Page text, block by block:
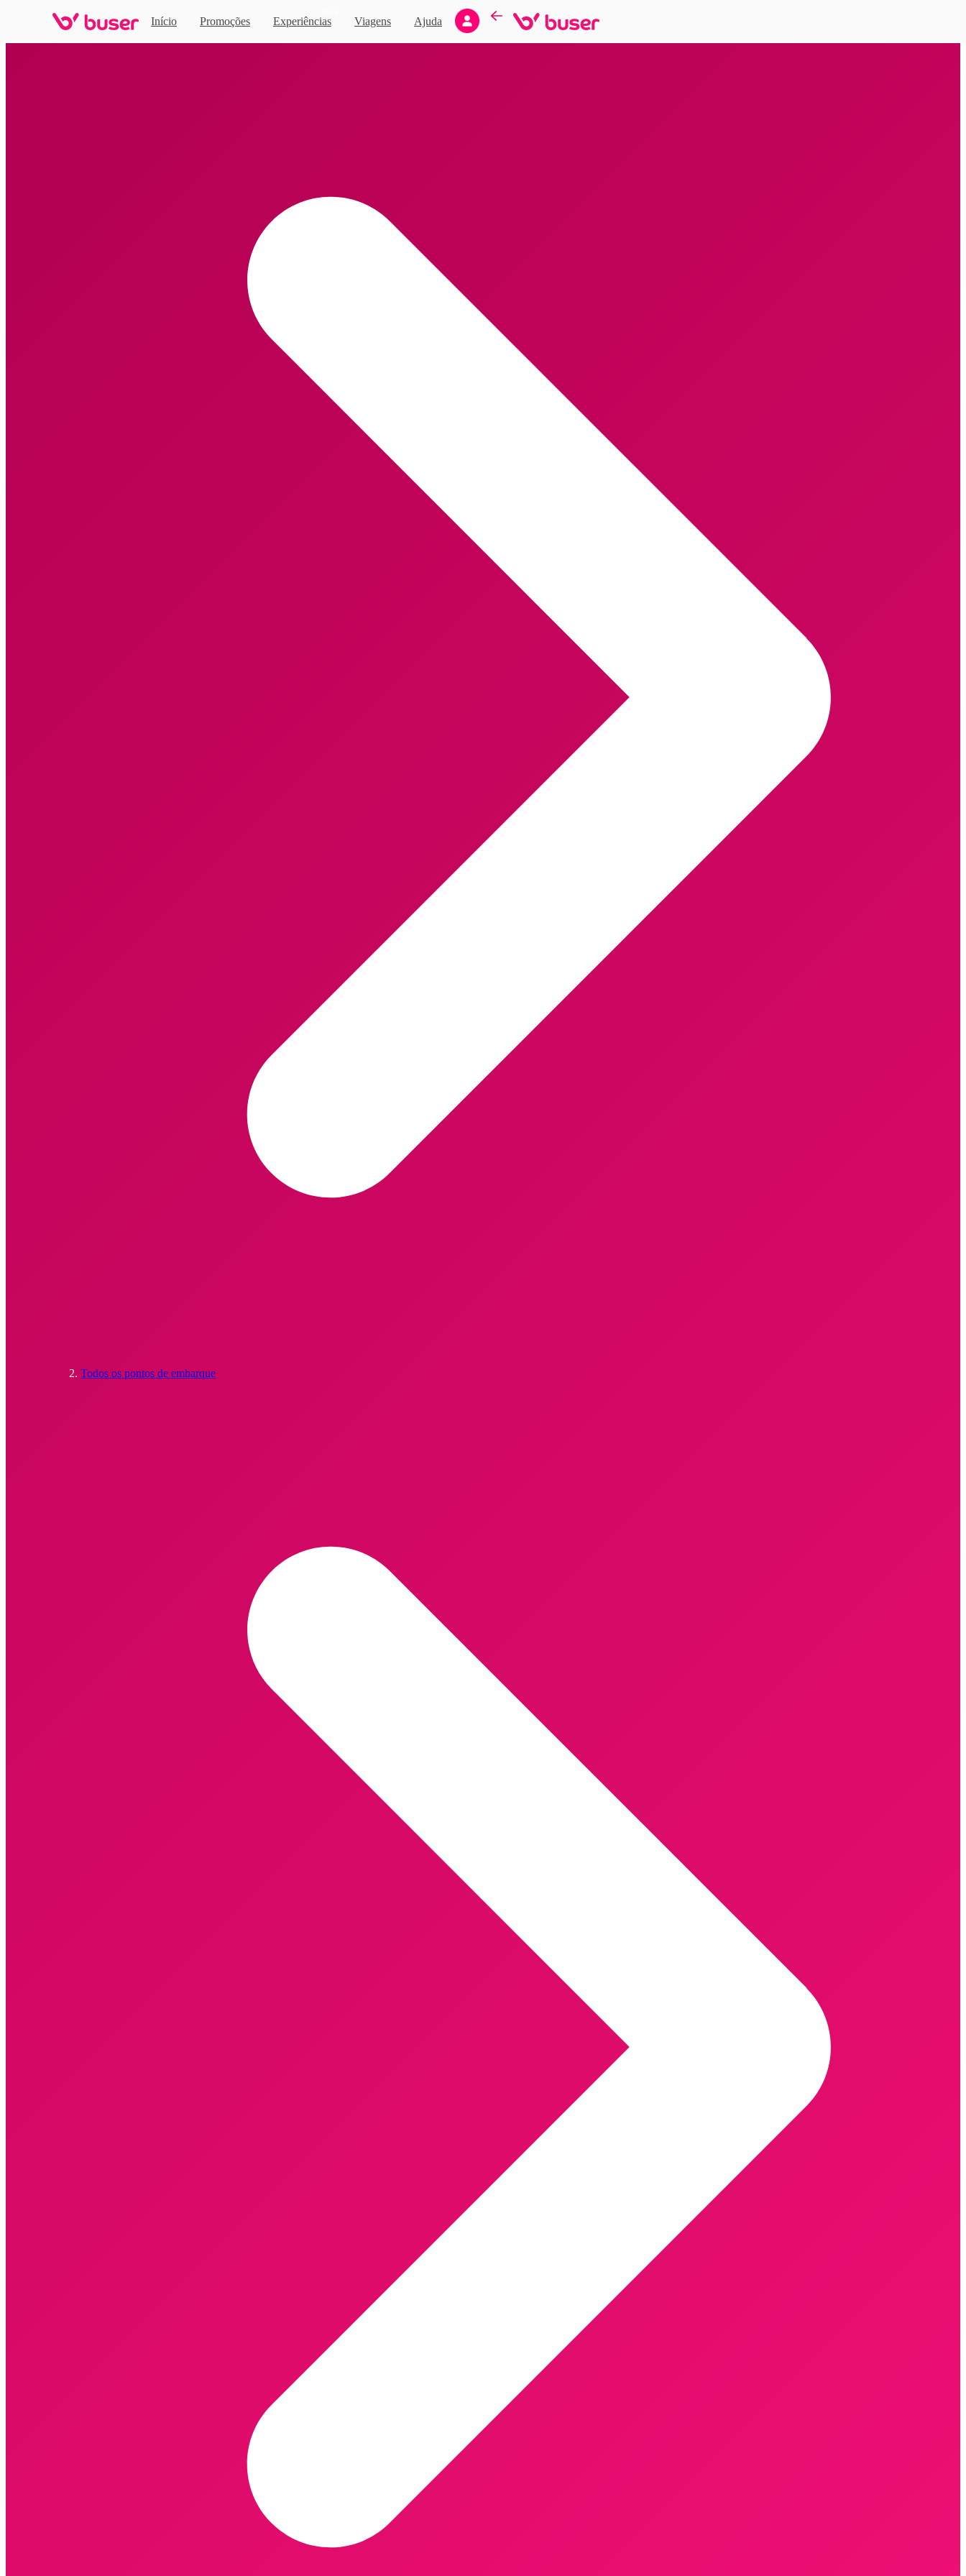
Início Promoções Experiências Viagens Ajuda
Home
Todos os pontos de embarque